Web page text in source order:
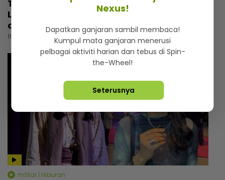
Tebalkan muka jual air kopi, Man Raja
Lawak cemburu bila tengok pelawak lain
ada perniagaan
16 jam lalu
mStar | Hiburan
Nexus!
Dapatkan ganjaran sambil membaca!
Kumpul mata ganjaran menerusi
pelbagai aktiviti harian dan tebus di Spin-
the-Wheel!
Seterusnya